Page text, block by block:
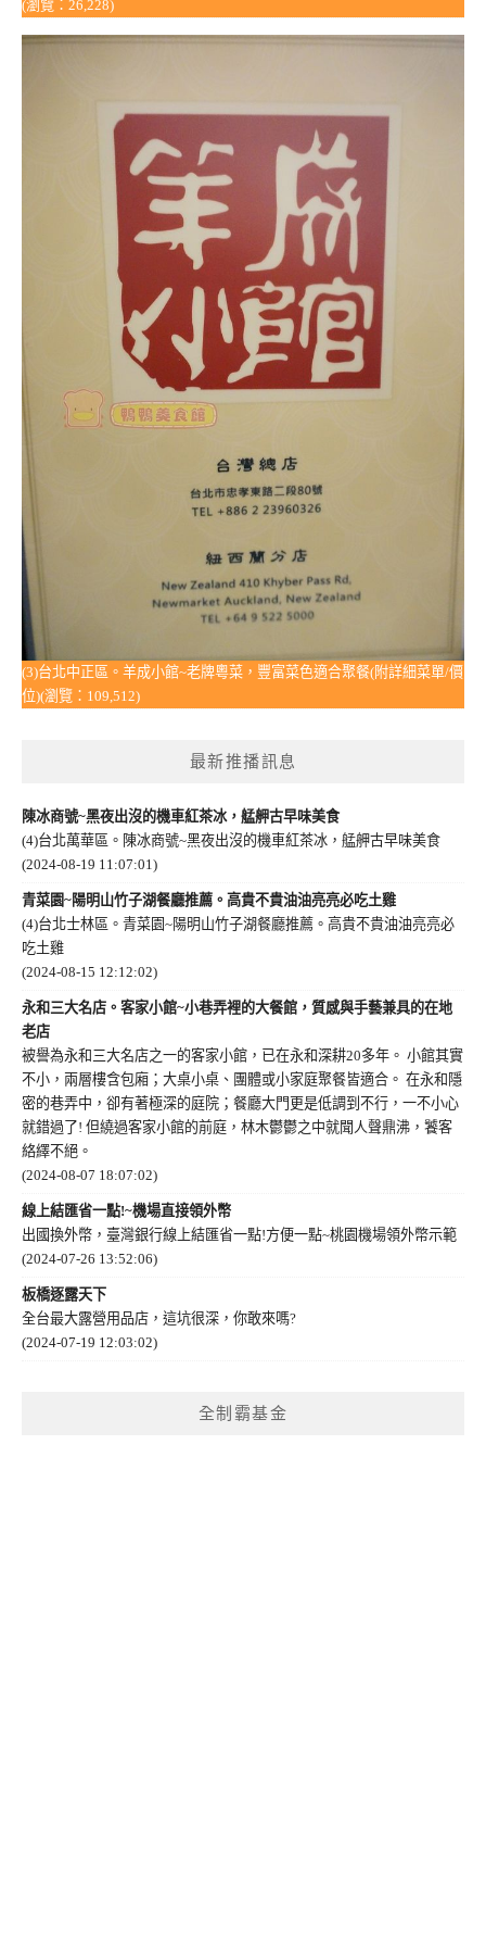
(瀏覽：26,228)
(3)台北中正區。羊成小館~老牌粵菜，豐富菜色適合聚餐(附詳細菜單/價
位)(瀏覽：109,512)
最新推播訊息
陳冰商號~黑夜出沒的機車紅茶冰，艋舺古早味美食
(4)台北萬華區。陳冰商號~黑夜出沒的機車紅茶冰，艋舺古早味美食
(2024-08-19 11:07:01)
青菜園~陽明山竹子湖餐廳推薦。高貴不貴油油亮亮必吃土雞
(4)台北士林區。青菜園~陽明山竹子湖餐廳推薦。高貴不貴油油亮亮必
吃土雞
(2024-08-15 12:12:02)
永和三大名店。客家小館~小巷弄裡的大餐館，質感與手藝兼具的在地
老店
被譽為永和三大名店之一的客家小館，已在永和深耕20多年。 小館其實
不小，兩層樓含包廂；大桌小桌、團體或小家庭聚餐皆適合。 在永和隱
密的巷弄中，卻有著極深的庭院；餐廳大門更是低調到不行，一不小心
就錯過了! 但繞過客家小館的前庭，林木鬱鬱之中就聞人聲鼎沸，饕客
絡繹不絕。
(2024-08-07 18:07:02)
線上結匯省一點!~機場直接領外幣
出國換外幣，臺灣銀行線上結匯省一點!方便一點~桃園機場領外幣示範
(2024-07-26 13:52:06)
板橋逐露天下
全台最大露營用品店，這坑很深，你敢來嗎?
(2024-07-19 12:03:02)
全制霸基金